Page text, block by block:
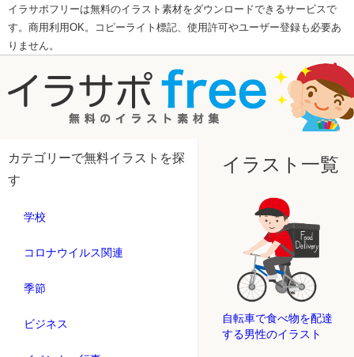
イラサポフリーは無料のイラスト素材をダウンロードできるサービスで
す。商用利用OK。コピーライト標記、使用許可やユーザー登録も必要あ
りません。
カテゴリーで無料イラストを探
す
学校
コロナウイルス関連
季節
ビジネス
イラスト一覧
自転車で食べ物を配達
する男性のイラスト